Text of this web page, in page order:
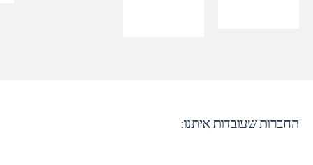
החברות שעובדות איתנו: